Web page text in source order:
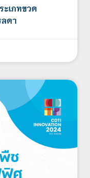
เภทขวด
ลดา